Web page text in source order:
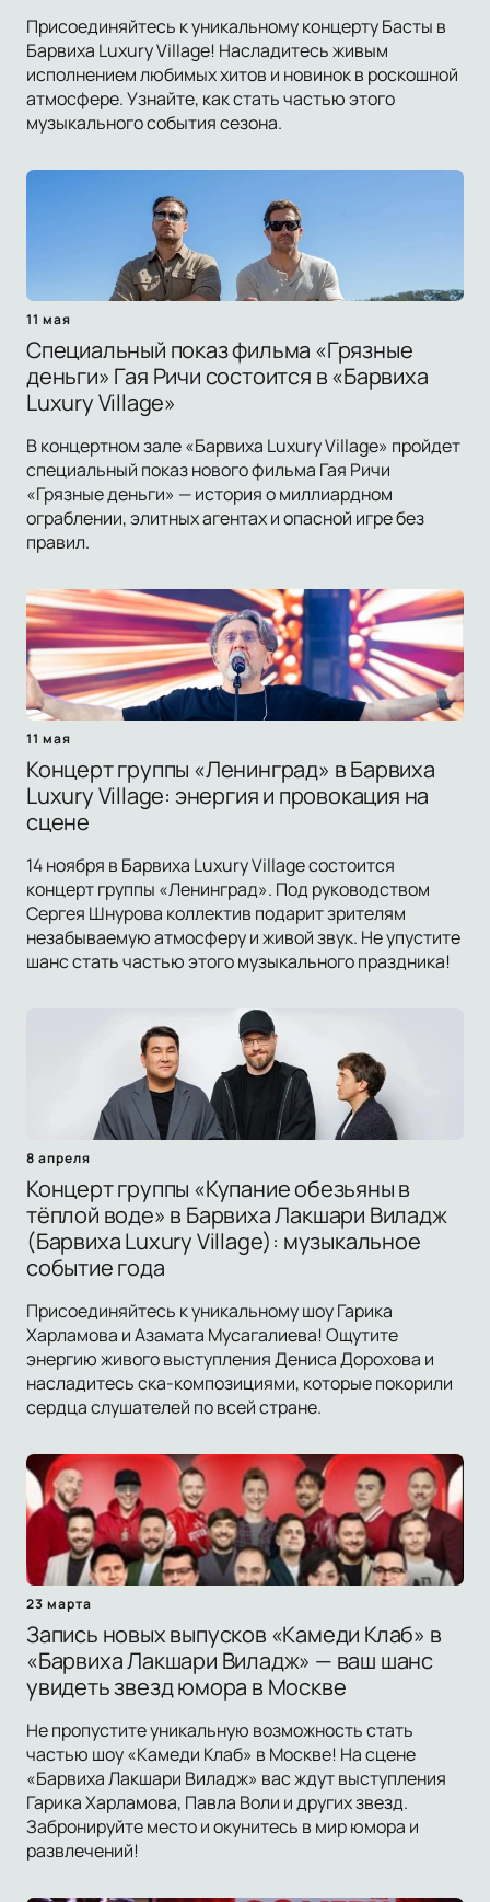
Присоединяйтесь к уникальному концерту Басты в
Барвиха Luxury Village! Насладитесь живым
исполнением любимых хитов и новинок в роскошной
атмосфере. Узнайте, как стать частью этого
музыкального события сезона.
11 мая
Специальный показ фильма «Грязные
деньги» Гая Ричи состоится в «Барвиха
Luxury Village»
В концертном зале «Барвиха Luxury Village» пройдет
специальный показ нового фильма Гая Ричи
«Грязные деньги» — история о миллиардном
ограблении, элитных агентах и опасной игре без
правил.
11 мая
Концерт группы «Ленинград» в Барвиха
Luxury Village: энергия и провокация на
сцене
14 ноября в Барвиха Luxury Village состоится
концерт группы «Ленинград». Под руководством
Сергея Шнурова коллектив подарит зрителям
незабываемую атмосферу и живой звук. Не упустите
шанс стать частью этого музыкального праздника!
8 апреля
Концерт группы «Купание обезьяны в
тёплой воде» в Барвиха Лакшари Виладж
(Барвиха Luxury Village): музыкальное
событие года
Присоединяйтесь к уникальному шоу Гарика
Харламова и Азамата Мусагалиева! Ощутите
энергию живого выступления Дениса Дорохова и
насладитесь ска-композициями, которые покорили
сердца слушателей по всей стране.
23 марта
Запись новых выпусков «Камеди Клаб» в
«Барвиха Лакшари Виладж» — ваш шанс
увидеть звезд юмора в Москве
Не пропустите уникальную возможность стать
частью шоу «Камеди Клаб» в Москве! На сцене
«Барвиха Лакшари Виладж» вас ждут выступления
Гарика Харламова, Павла Воли и других звезд.
Забронируйте место и окунитесь в мир юмора и
развлечений!